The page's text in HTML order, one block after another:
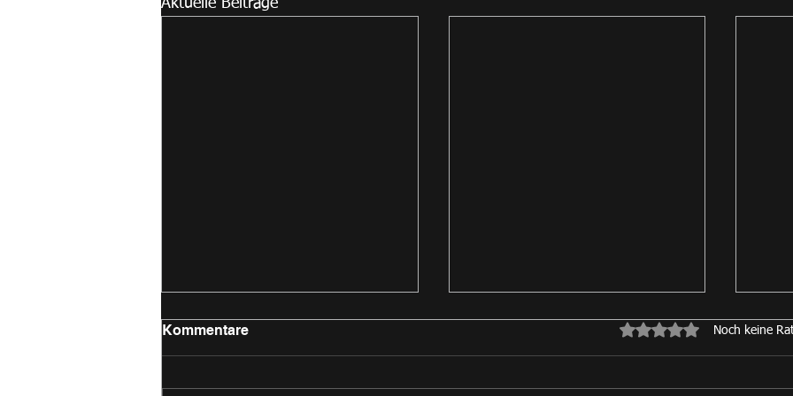
Aktuelle Beiträge
Kommentare Mit 0 von 5 Sternen
Noch keine